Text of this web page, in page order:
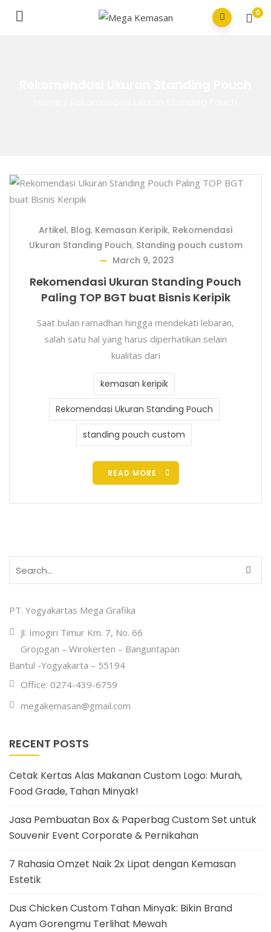
0
Artikel, Blog, Kemasan Keripik, Rekomendasi
Ukuran Standing Pouch, Standing pouch custom
March 9, 2023
Rekomendasi Ukuran Standing Pouch
Paling TOP BGT buat Bisnis Keripik
Saat bulan ramadhan hingga mendekati lebaran,
salah satu hal yang harus diperhatikan selain
kualitas dari
kemasan keripik
Rekomendasi Ukuran Standing Pouch
standing pouch custom
READ MORE
PT. Yogyakartas Mega Grafika
Jl. Imogiri Timur Km. 7, No. 66
Grojogan – Wirokerten – Banguntapan
Bantul -Yogyakarta – 55194
Office: 0274-439-6759
megakemasan@gmail.com
RECENT POSTS
Cetak Kertas Alas Makanan Custom Logo: Murah,
Food Grade, Tahan Minyak!
Jasa Pembuatan Box & Paperbag Custom Set untuk
Souvenir Event Corporate & Pernikahan
7 Rahasia Omzet Naik 2x Lipat dengan Kemasan
Estetik
Dus Chicken Custom Tahan Minyak: Bikin Brand
Ayam Gorengmu Terlihat Mewah